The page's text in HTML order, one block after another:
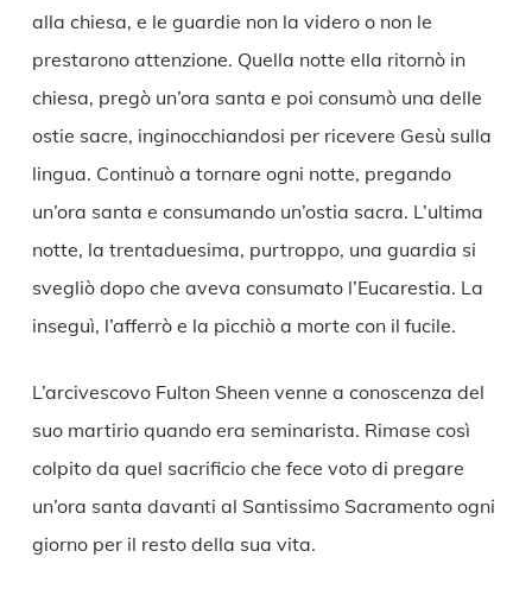
alla chiesa, e le guardie non la videro o non le
prestarono attenzione. Quella notte ella ritornò in
chiesa, pregò un’ora santa e poi consumò una delle
ostie sacre, inginocchiandosi per ricevere Gesù sulla
lingua. Continuò a tornare ogni notte, pregando
un’ora santa e consumando un’ostia sacra. L’ultima
notte, la trentaduesima, purtroppo, una guardia si
svegliò dopo che aveva consumato l’Eucarestia. La
inseguì, l’afferrò e la picchiò a morte con il fucile.
L’arcivescovo Fulton Sheen venne a conoscenza del
suo martirio quando era seminarista. Rimase così
colpito da quel sacrificio che fece voto di pregare
un’ora santa davanti al Santissimo Sacramento ogni
giorno per il resto della sua vita.